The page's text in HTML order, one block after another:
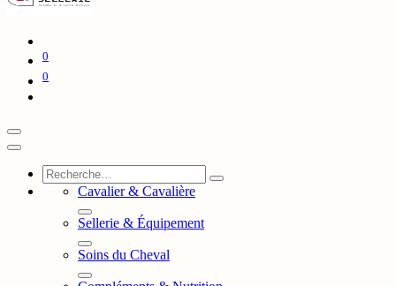
0
0
Cavalier & Cavalière
Sellerie & Équipement
Soins du Cheval